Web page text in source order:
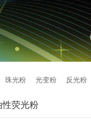
珠光粉 光变粉 反光粉
性荧光粉